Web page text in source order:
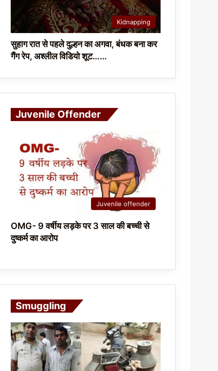
Kidnapping
सुहाग रात से पहले दुल्हन का अगवा, बंधक बना कर
गैंग रेप, अश्लील विडियो शूट……
Juvenile Offender
Juvenile offender
OMG- 9 वर्षीय लड़के पर 3 साल की बच्ची से
दुष्कर्म का आरोप
Smuggling